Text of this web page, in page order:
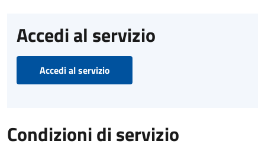
Accedi al servizio
Accedi al servizio
Condizioni di servizio